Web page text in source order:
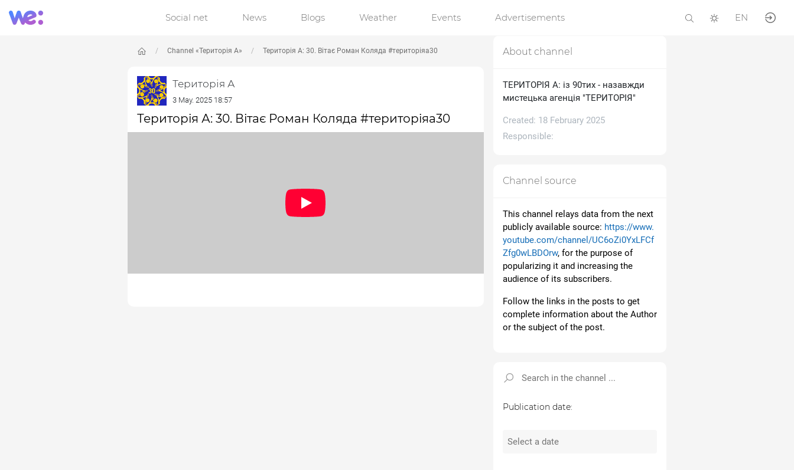
Social net News Blogs Weather Events Advertisements EN
Channel «Територія А» Територія А: 30. Вітає Роман Коляда #територіяа30
Територія А
3 May. 2025 18:57
Територія А: 30. Вітає Роман Коляда #територіяа30
About channel
ТЕРИТОРІЯ А: із 90тих - назавжди
мистецька агенція "ТЕРИТОРІЯ"
Created: 18 February 2025
Responsible:
Channel source
This channel relays data from the next
publicly available source: https://www.
youtube.com/channel/UC6oZi0YxLFCf
Zfg0wLBDOrw, for the purpose of
popularizing it and increasing the
audience of its subscribers.
Follow the links in the posts to get
complete information about the Author
or the subject of the post.
Publication date: